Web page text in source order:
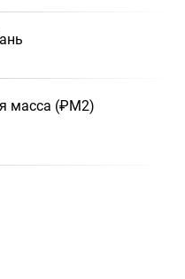
масса (₽М2)